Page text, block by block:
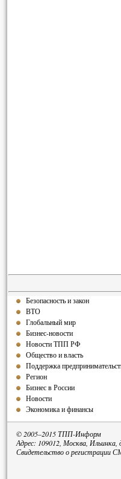
Безопасность и закон
ВТО
Глобальный мир
Бизнес-новости
Новости ТПП РФ
Общество и власть
Поддержка
Регион
Бизнес в России
Новости
Экономика и финансы
© 2005–2015 ТПП-Информ
Адрес: 109012, Москва, Ильинка,
Свидетельство о регистрации